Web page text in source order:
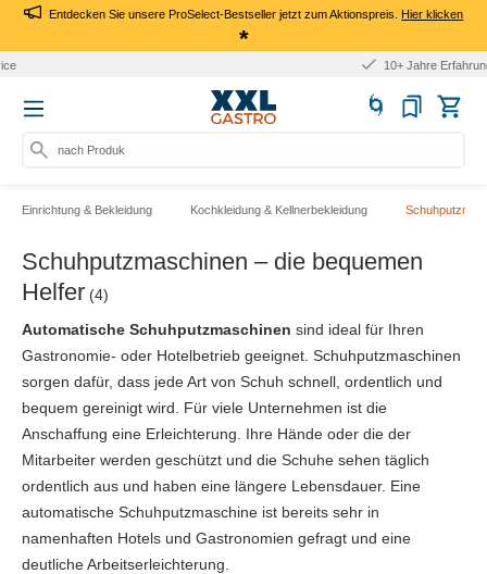
Entdecken Sie unsere ProSelect-Bestseller jetzt zum Aktionspreis.Hier klicken
*
nach Produkt, A
Einrichtung & Bekleidung Kochkleidung & Kellnerbekleidung
Schuhputzmaschinen – die bequemen
Helfer (4)
Automatische Schuhputzmaschinen sind ideal für Ihren
Gastronomie- oder Hotelbetrieb geeignet. Schuhputzmaschinen
sorgen dafür, dass jede Art von Schuh schnell, ordentlich und
bequem gereinigt wird. Für viele Unternehmen ist die
Anschaffung eine Erleichterung. Ihre Hände oder die der
Mitarbeiter werden geschützt und die Schuhe sehen täglich
ordentlich aus und haben eine längere Lebensdauer. Eine
automatische Schuhputzmaschine ist bereits sehr in
namenhaften Hotels und Gastronomien gefragt und eine
deutliche Arbeitserleichterung.